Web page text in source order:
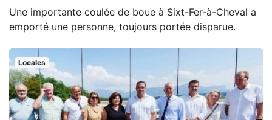
Une importante coulée de boue à Sixt-Fer-à-Cheval a
emporté une personne, toujours portée disparue.
Locales